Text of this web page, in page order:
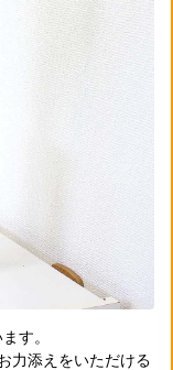
す。
力添えをいただける